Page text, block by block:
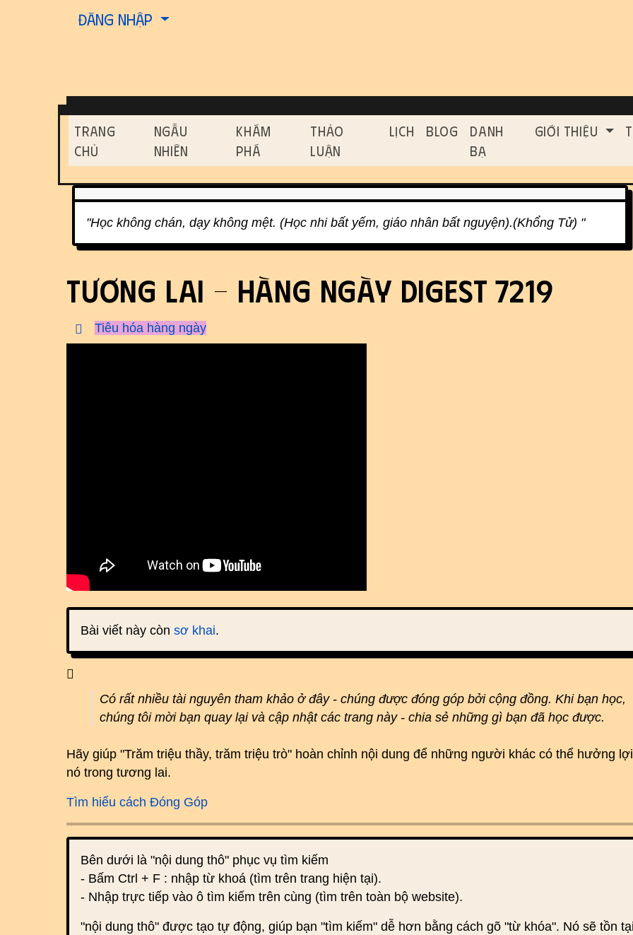
Site identity, navigation, etc.
Đăng nhập
Navigation and related functionality and
Trang
Chủ
Ngẫu
Nhiên
Khám
Phá
Thảo
Luận
Lịch Blog
Danh
Bạ
Giới Thiệu
Related content
"Học không chán, dạy không mệt. (Học nhi bất yếm, giáo nhân bất nguyện).(Khổng Tử) "
Tương lai - hàng ngày Digest 7219
Tiêu hóa hàng ngày
Bài viết này còn sơ khai.
Có rất nhiều tài nguyên tham khảo ở đây - chúng được đóng góp bởi cộng đồng. Khi bạn học,
chúng tôi mời bạn quay lại và cập nhật các trang này - chia sẻ những gì bạn đã học được.
Hãy giúp "Trăm triệu thầy, trăm triệu trò" hoàn chỉnh nội dung để những người khác có thể hưởng
nó trong tương lai.
Tìm hiểu cách Đóng Góp
Bên dưới là "nội dung thô" phục vụ tìm kiếm
- Bấm Ctrl + F : nhập từ khoá (tìm trên trang hiện tại).
- Nhập trực tiếp vào ô tìm kiếm trên cùng (tìm trên toàn bộ website).
"nội dung thô" được tạo tự động, giúp bạn "tìm kiếm" dễ hơn bằng cách gõ "từ khóa". Nó sẽ tồn